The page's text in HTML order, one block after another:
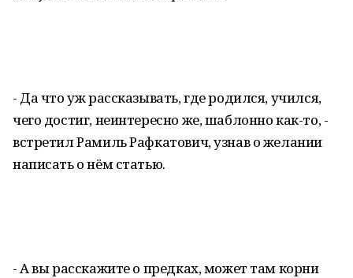
- Да что уж рассказывать, где родился, учился,
чего достиг, неинтересно же, шаблонно как-то, -
встретил Рамиль Рафкатович, узнав о желании
написать о нём статью.
- А вы расскажите о предках, может там корни